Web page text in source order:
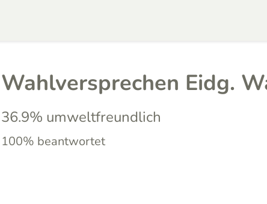
Wahlversprechen Eidg.
36.9% umweltfreundlich
100% beantwortet